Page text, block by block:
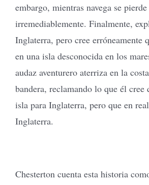
embargo, mientras navega se pierde
irremediablemente. Finalmente,
Inglaterra, pero cree erróneamente
en una isla desconocida en los
audaz aventurero aterriza en la
bandera, reclamando lo que él cree
isla para Inglaterra, pero que en
Inglaterra.
Chesterton cuenta esta historia